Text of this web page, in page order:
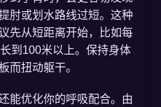
肘或划水路线过短。这种
先从短距离开始，比如每
到100米以上。保持身体
而扭动躯干。
能优化你的呼吸配合。由